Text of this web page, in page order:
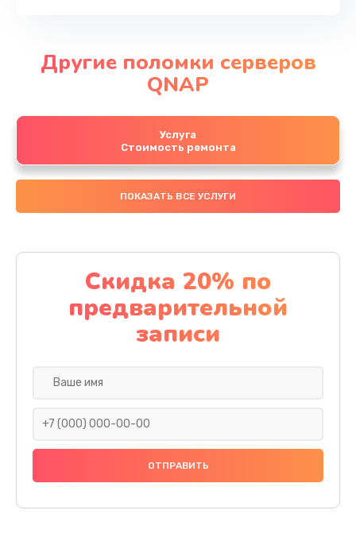
Другие поломки серверов
QNAP
Услуга
Стоимость ремонта
ПОКАЗАТЬ ВСЕ УСЛУГИ
Скидка 20% по
предварительной
записи